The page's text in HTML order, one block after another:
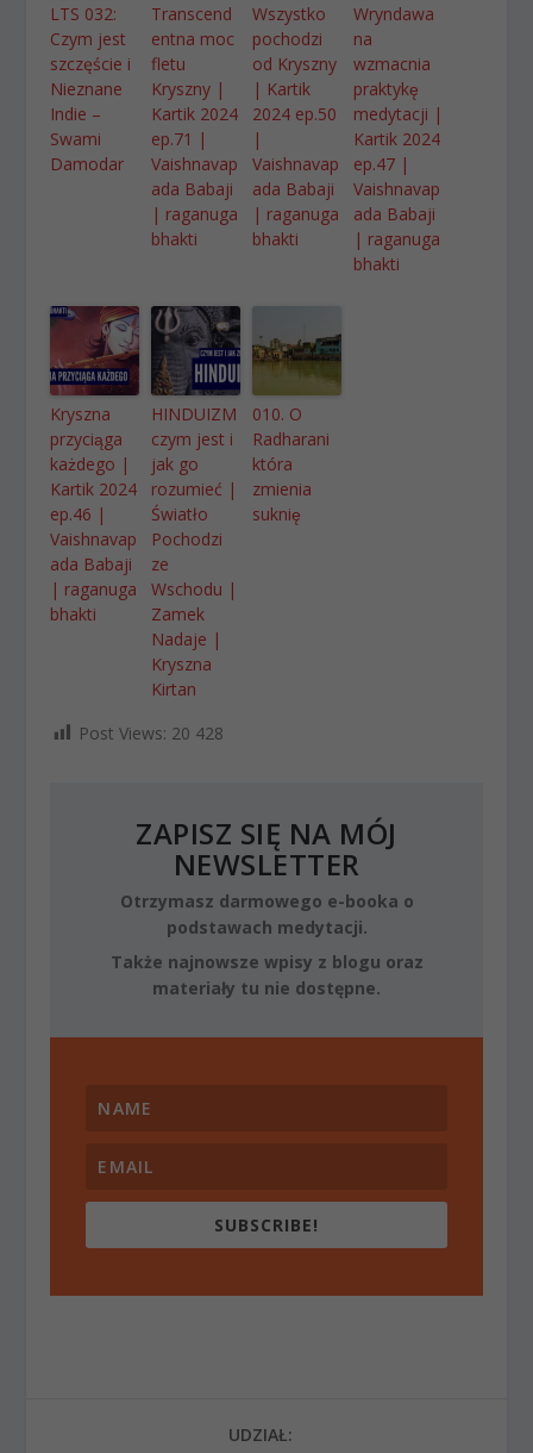
LTS 032:
Czym jest
szczęście i
Nieznane
Indie –
Swami
Damodar
Transcend
entna moc
fletu
Kryszny |
Kartik 2024
ep.71 |
Vaishnavap
ada Babaji
| raganuga
bhakti
Wszystko
pochodzi
od Kryszny
| Kartik
2024 ep.50
|
Vaishnavap
ada Babaji
| raganuga
bhakti
Wryndawa
na
wzmacnia
praktykę
medytacji |
Kartik 2024
ep.47 |
Vaishnavap
ada Babaji
| raganuga
bhakti
Kryszna
przyciąga
każdego |
Kartik 2024
ep.46 |
Vaishnavap
ada Babaji
| raganuga
bhakti
HINDUIZM
czym jest i
jak go
rozumieć |
Światło
Pochodzi
ze
Wschodu |
Zamek
Nadaje |
Kryszna
Kirtan
010. O
Radharani
która
zmienia
suknię
Post Views: 20 428
ZAPISZ SIĘ NA MÓJ
NEWSLETTER
Otrzymasz darmowego e-booka o
podstawach medytacji.
Także najnowsze wpisy z blogu oraz
materiały tu nie dostępne.
SUBSCRIBE!
UDZIAŁ: